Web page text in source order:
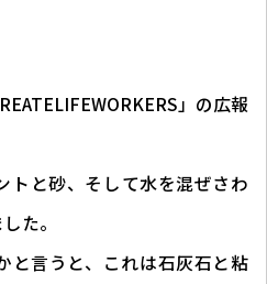
」の広報
トと砂、そして水を混ぜさわ
た。
と言うと、これは石灰石と粘